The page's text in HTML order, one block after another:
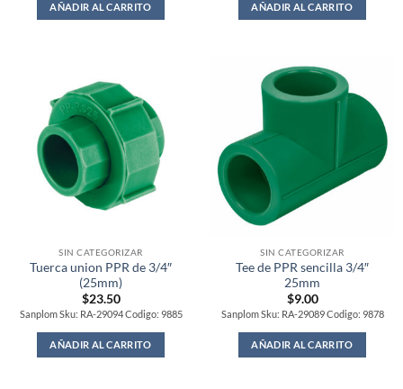
AÑADIR AL CARRITO AÑADIR AL CARRITO
SIN CATEGORIZAR
Tuerca union PPR de 3/4″
(25mm)
$23.50
Sanplom Sku: RA-29094 Codigo: 9885
AÑADIR AL CARRITO
SIN CATEGORIZAR
Tee de PPR sencilla 3/4″
25mm
$9.00
Sanplom Sku: RA-29089 Codigo: 9878
AÑADIR AL CARRITO